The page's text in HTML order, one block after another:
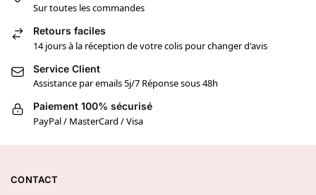
Sur toutes les commandes
Retours faciles
14 jours à la réception de votre colis pour changer d'avis
Service Client
Assistance par emails 5j/7 Réponse sous 48h
Paiement 100% sécurisé
PayPal / MasterCard / Visa
CONTACT